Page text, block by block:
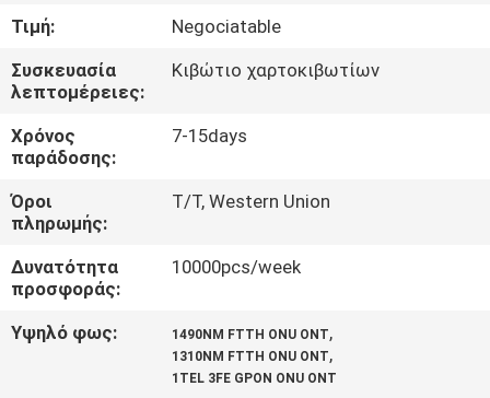
ΣΕ
ΕΠΑΦΉ
ΖΗΤΉΣΤΕ
ΈΝΑ
ΑΠΌΣΠΑΣΜΑ
SITEMAP
Τιμή:
Negociatable
Συσκευασία
λεπτομέρειες:
Κιβώτιο χαρτοκιβωτίων
Χρόνος
παράδοσης:
7-15days
Όροι
πληρωμής:
T/T, Western Union
Δυνατότητα
προσφοράς:
10000pcs/week
Υψηλό φως: 1490NM FTTH ONU ONT,
1310NM FTTH ONU ONT,
1TEL 3FE GPON ONU ONT